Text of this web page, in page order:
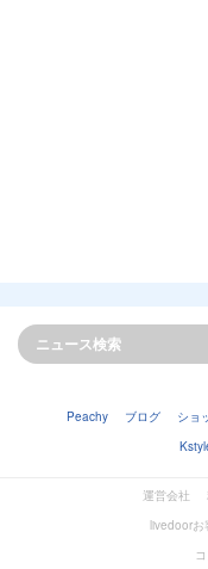
Peachy ブログ ショ
運営会社
livedoorお